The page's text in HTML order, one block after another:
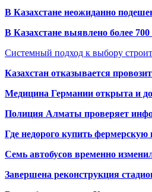
В Казахстане неожиданно
В Казахстане выявлено более
Системный подход к выбору
Казахстан отказывается
Медицина Германии открыта и
Полиция Алматы проверяет
Где недорого купить
Семь автобусов временно
Завершена реконструкция